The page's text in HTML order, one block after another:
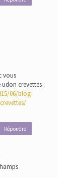
vous
crevettes :
06/blog-
Répondre